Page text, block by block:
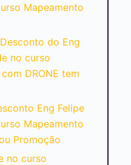
Mapeamento
do Eng
no curso
DRONE tem
Eng Felipe
Mapeamento
Promoção
no curso